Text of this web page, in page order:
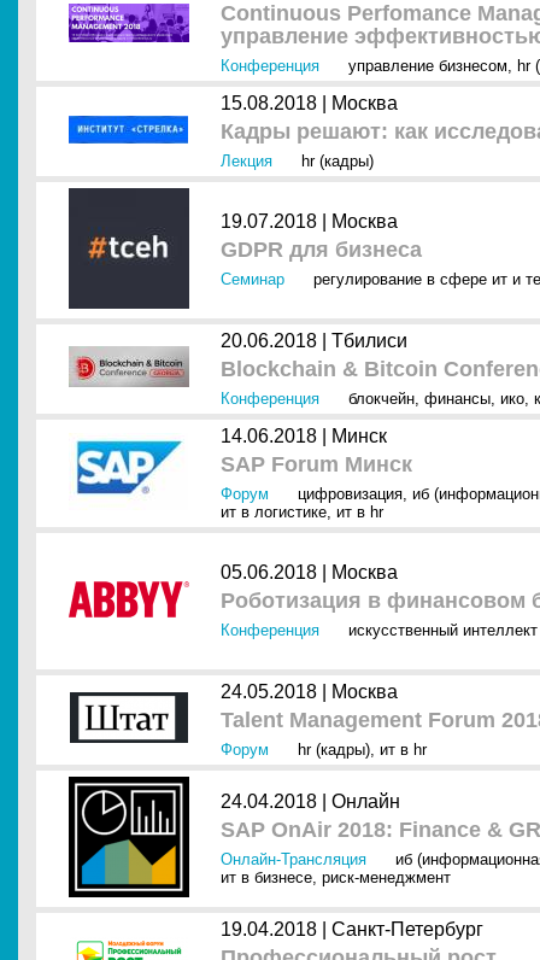
Continuous Perfomance
управление
Конференция управление бизнесом, hr
15.08.2018 | Москва
Кадры решают: как
Лекция hr (кадры)
19.07.2018 | Москва
GDPR для бизнеса
Семинар регулирование в сфере ит и
20.06.2018 | Тбилиси
Blockchain & Bitcoin
Конференция блокчейн, финансы, ико,
14.06.2018 | Минск
SAP Forum Минск
Форум цифровизация, иб
ит в логистике, ит в hr
05.06.2018 | Москва
Роботизация в финансовом
Конференция искусственный
24.05.2018 | Москва
Talent Management Forum
Форум hr (кадры), ит в hr
24.04.2018 | Онлайн
SAP OnAir 2018: Finance &
Онлайн-Трансляция
иб
ит в бизнесе, риск-менеджмент
19.04.2018 | Санкт-Петербург